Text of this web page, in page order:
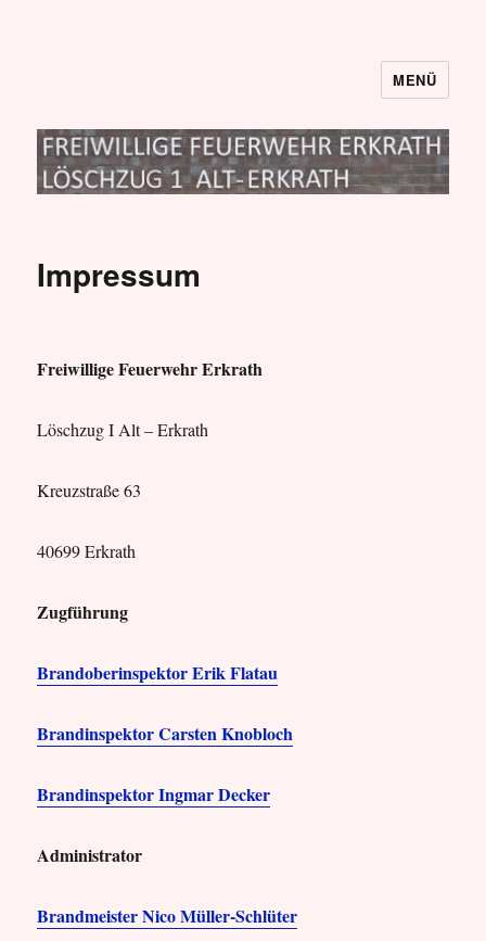
MENÜ
Impressum
Freiwillige Feuerwehr Erkrath
Löschzug I Alt – Erkrath
Kreuzstraße 63
40699 Erkrath
Zugführung
Brandoberinspektor Erik Flatau
Brandinspektor Carsten Knobloch
Brandinspektor Ingmar Decker
Administrator
Brandmeister Nico Müller-Schlüter